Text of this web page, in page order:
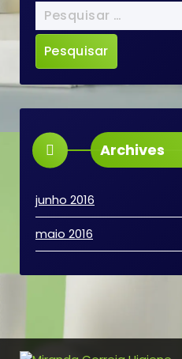
Pesquisar
por:
Archives
junho 2016
maio 2016